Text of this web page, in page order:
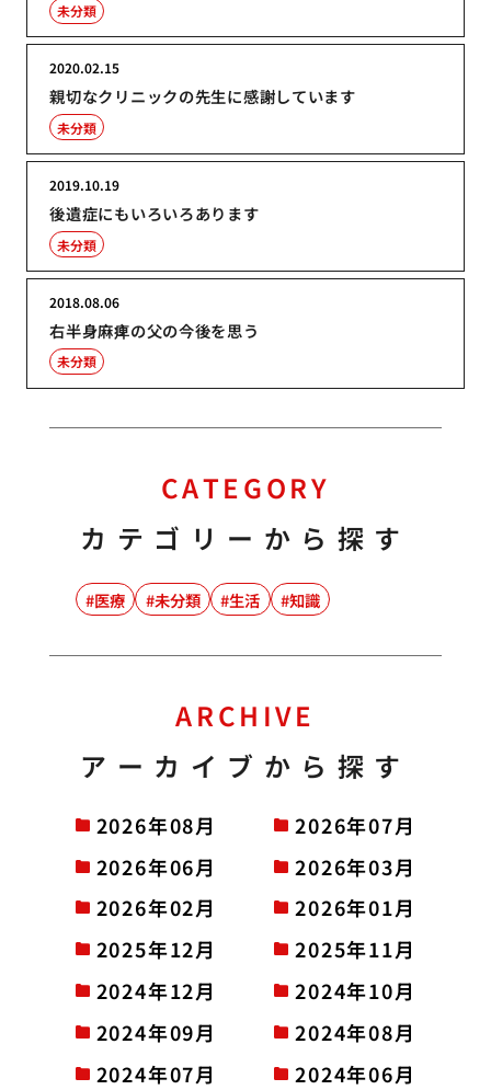
未分類
親切なクリニックの先生に感謝しています
2020.02.15
未分類
後遺症にもいろいろあります
2019.10.19
未分類
右半身麻痺の父の今後を思う
2018.08.06
未分類
CATEGORY
カテゴリーから探す
医療 未分類 生活 知識
ARCHIVE
アーカイブから探す
2026年08月
2026年07月
2026年06月
2026年03月
2026年02月
2026年01月
2025年12月
2025年11月
2024年12月
2024年10月
2024年09月
2024年08月
2024年07月
2024年06月